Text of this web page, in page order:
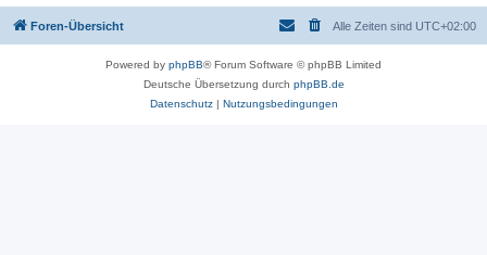
Foren-Übersicht Alle Zeiten sind UTC+02:00
Powered by phpBB® Forum Software © phpBB Limited
Deutsche Übersetzung durch phpBB.de
Datenschutz| Nutzungsbedingungen